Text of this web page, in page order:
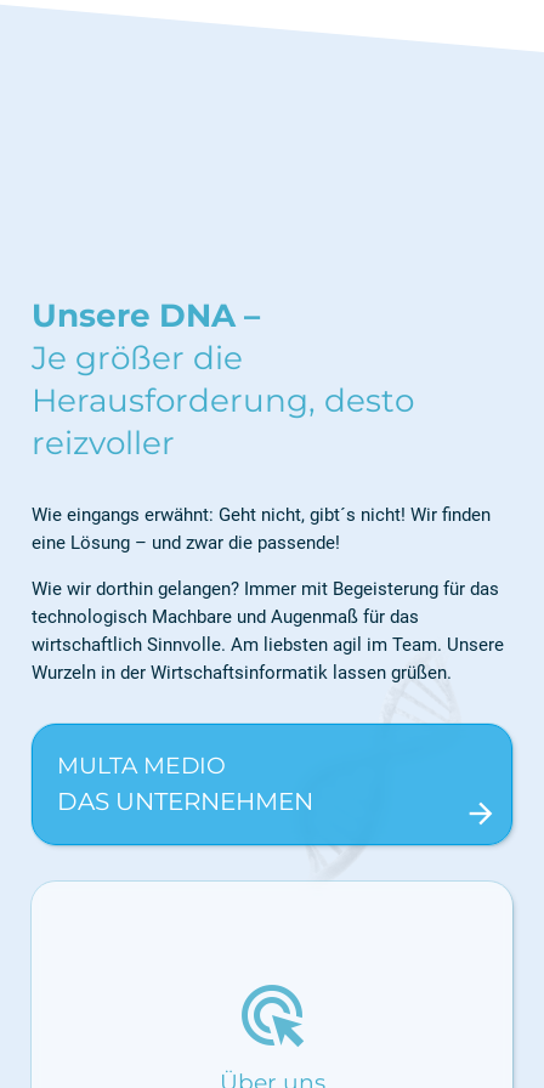
Unsere DNA –
Je größer die
Heraus­forderung, desto
reizvoller
Wie eingangs erwähnt: Geht nicht, gibt´s nicht! Wir finden
eine Lösung – und zwar die passende!
Wie wir dorthin gelangen? Immer mit Begeisterung für das
technologisch Machbare und Augenmaß für das
wirtschaftlich Sinnvolle. Am liebsten agil im Team. Unsere
Wurzeln in der Wirtschaftsinformatik lassen grüßen.
MULTA MEDIO
DAS UNTERNEHMEN arrow_forward
ads_click
Über uns